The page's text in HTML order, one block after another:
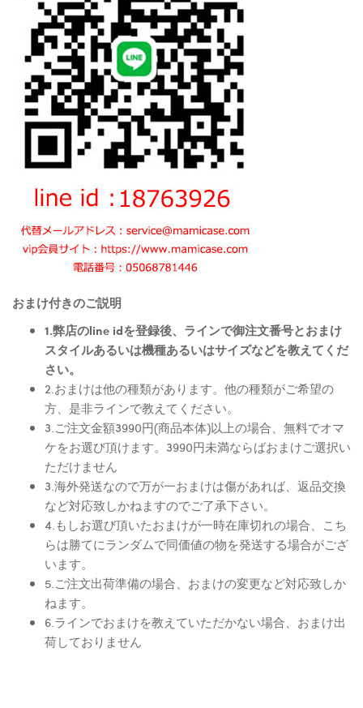
おまけ付きのご説明
1.弊店のline idを登録後、ラインで御注文番号とおまけ
スタイルあるいは機種あるいはサイズなどを教えてくだ
さい。
2.おまけは他の種類があります。他の種類がご希望の
方、是非ラインで教えてください。
3.ご注文金額3990円(商品本体)以上の場合、無料でオマ
ケをお選び頂けます。3990円未満ならばおまけご選択い
ただけません
3.海外発送なので万が一おまけは傷があれば、返品交換
など対応致しかねますのでご了承下さい。
4.もしお選び頂いたおまけが一時在庫切れの場合、こち
らは勝てにランダムで同価値の物を発送する場合がござ
います。
5.ご注文出荷準備の場合、おまけの変更など対応致しか
ねます。
6.ラインでおまけを教えていただかない場合、おまけ出
荷しておりません